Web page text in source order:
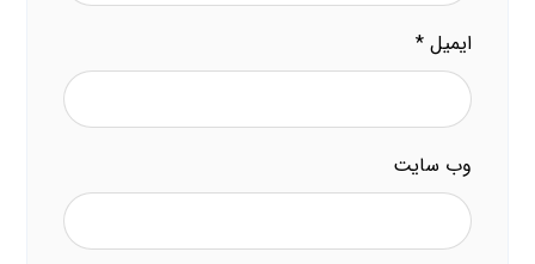
ایمیل*
وب‌ سایت